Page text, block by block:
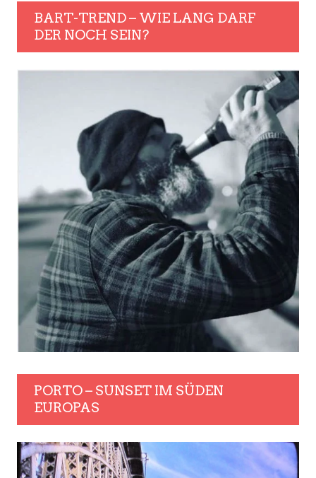
BART-TREND – WIE LANG DARF
DER NOCH SEIN?
PORTO – SUNSET IM SÜDEN
EUROPAS